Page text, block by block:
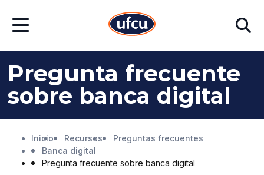
contenido
contenido
de
página
Abrir
Buscar
Pregunta frecuente
sobre banca digital
Inicio Recursos
Preguntas frecuentes
Banca digital
Pregunta frecuente sobre banca digital